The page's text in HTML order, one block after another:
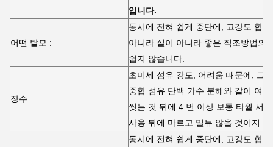
입니다.
어떤 탈모 :
동시에 전혀 쉽게 중단에, 고강도 합
아니라 실이 아니라 좋은 직조방법의
쉽지 않습니다.
장수
초미세 섬유 강도, 어려움 때문에, 그
중합 섬유 단백 가수 분해와 같이 여
씻는 것 뒤에 4 번 이상 보통 타월 서
사용 뒤에 마르고 밀듀 않을 것이지
동시에 전혀 쉽게 중단에, 고강도 합